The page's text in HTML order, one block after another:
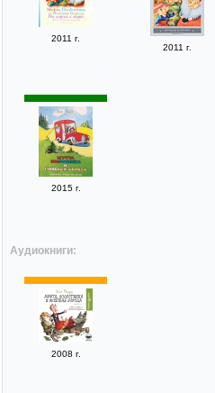
2011 г.
2011 г.
2015 г.
Аудиокниги:
2008 г.